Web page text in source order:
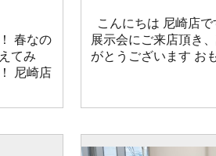
春なの
てみ
尼崎店
こんにちは 尼崎店
展示会にご来店頂き
がとうございます お